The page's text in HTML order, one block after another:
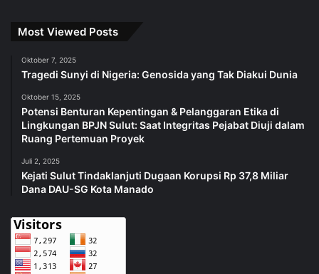
Most Viewed Posts
Oktober 7, 2025
Tragedi Sunyi di Nigeria: Genosida yang Tak Diakui Dunia
Oktober 15, 2025
Potensi Benturan Kepentingan & Pelanggaran Etika di
Lingkungan BPJN Sulut: Saat Integritas Pejabat Diuji dalam
Ruang Pertemuan Proyek
Juli 2, 2025
Kejati Sulut Tindaklanjuti Dugaan Korupsi Rp 37,8 Miliar
Dana DAU-SG Kota Manado